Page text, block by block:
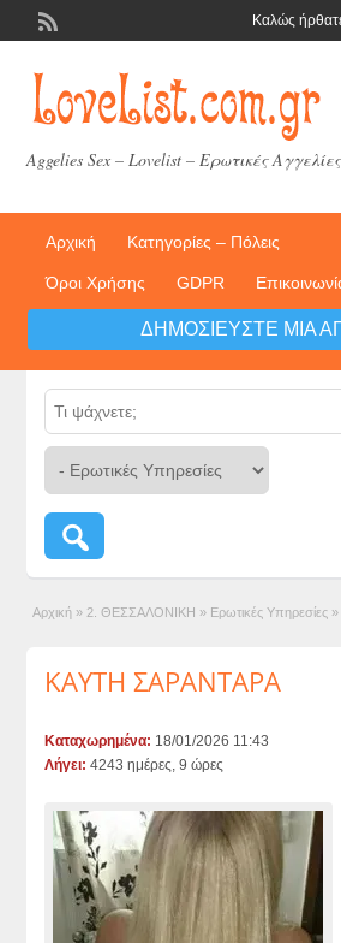
Καλώς
Aggelies Sex – Lovelist – Ερωτικές Αγγελίες
Αρχική Κατηγορίες – Πόλεις
Όροι Χρήσης GDPR
ΔΗΜΟΣΙΕΎΣΤΕ ΜΙΑ
Αρχική » 2. ΘΕΣΣΑΛΟΝΙΚΗ » Ερωτικές Υπηρεσίες »
ΚΑΥΤΗ ΣΑΡΑΝΤΑΡΑ
Καταχωρημένα: 18/01/2026 11:43
Λήγει: 4243 ημέρες, 9 ώρες